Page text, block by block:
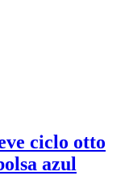
ciclo otto
azul